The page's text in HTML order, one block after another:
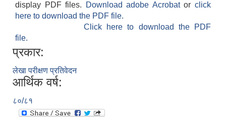
display PDF files.
Download adobe Acrobatorclick
here to download the PDF file.
Click here to download the PDF
file.
प्रकार:
लेखा परीक्षण प्रतिवेदन
आर्थिक वर्ष:
८०/८१